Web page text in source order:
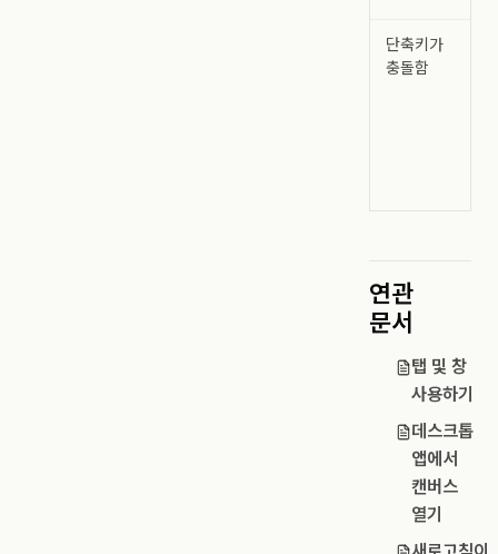
단축키가
충돌함
연관
문서
탭 및 창
사용하기
데스크톱
앱에서
캔버스
열기